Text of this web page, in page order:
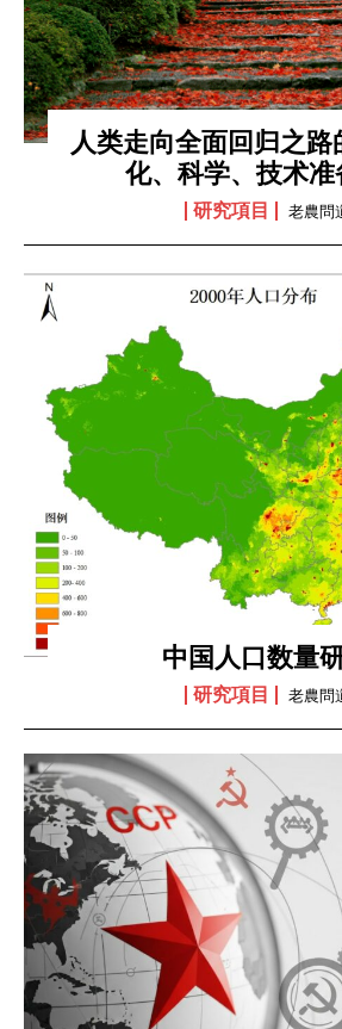
方法，探索宇宙、自然与人类社会的深
究与跨学科对话，推动传统与现代的创
合、太极启迪AI。我们旨在为理解当今
与现代科学的解决方案，并展望构建以
全球知识体系，共同探索真理，开创未
I WANT IN
I've read and accept thePrivacy Policy
人类走向全面回归之
化、科学、技术准
研究項目 老農問
中国人口数量
研究項目 老農問